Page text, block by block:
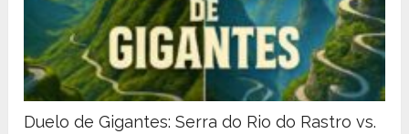
Duelo de Gigantes: Serra do Rio do Rastro vs.